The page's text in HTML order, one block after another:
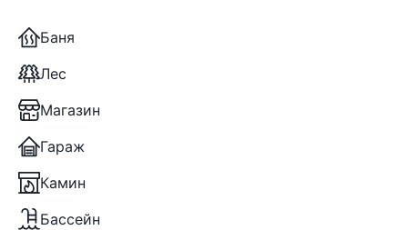
Баня
Лес
Магазин
Гараж
Камин
Бассейн